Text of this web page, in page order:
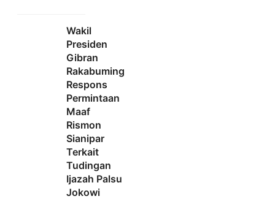
Wakil
Presiden
Gibran
Rakabuming
Respons
Permintaan
Maaf
Rismon
Sianipar
Terkait
Tudingan
Ijazah Palsu
Jokowi